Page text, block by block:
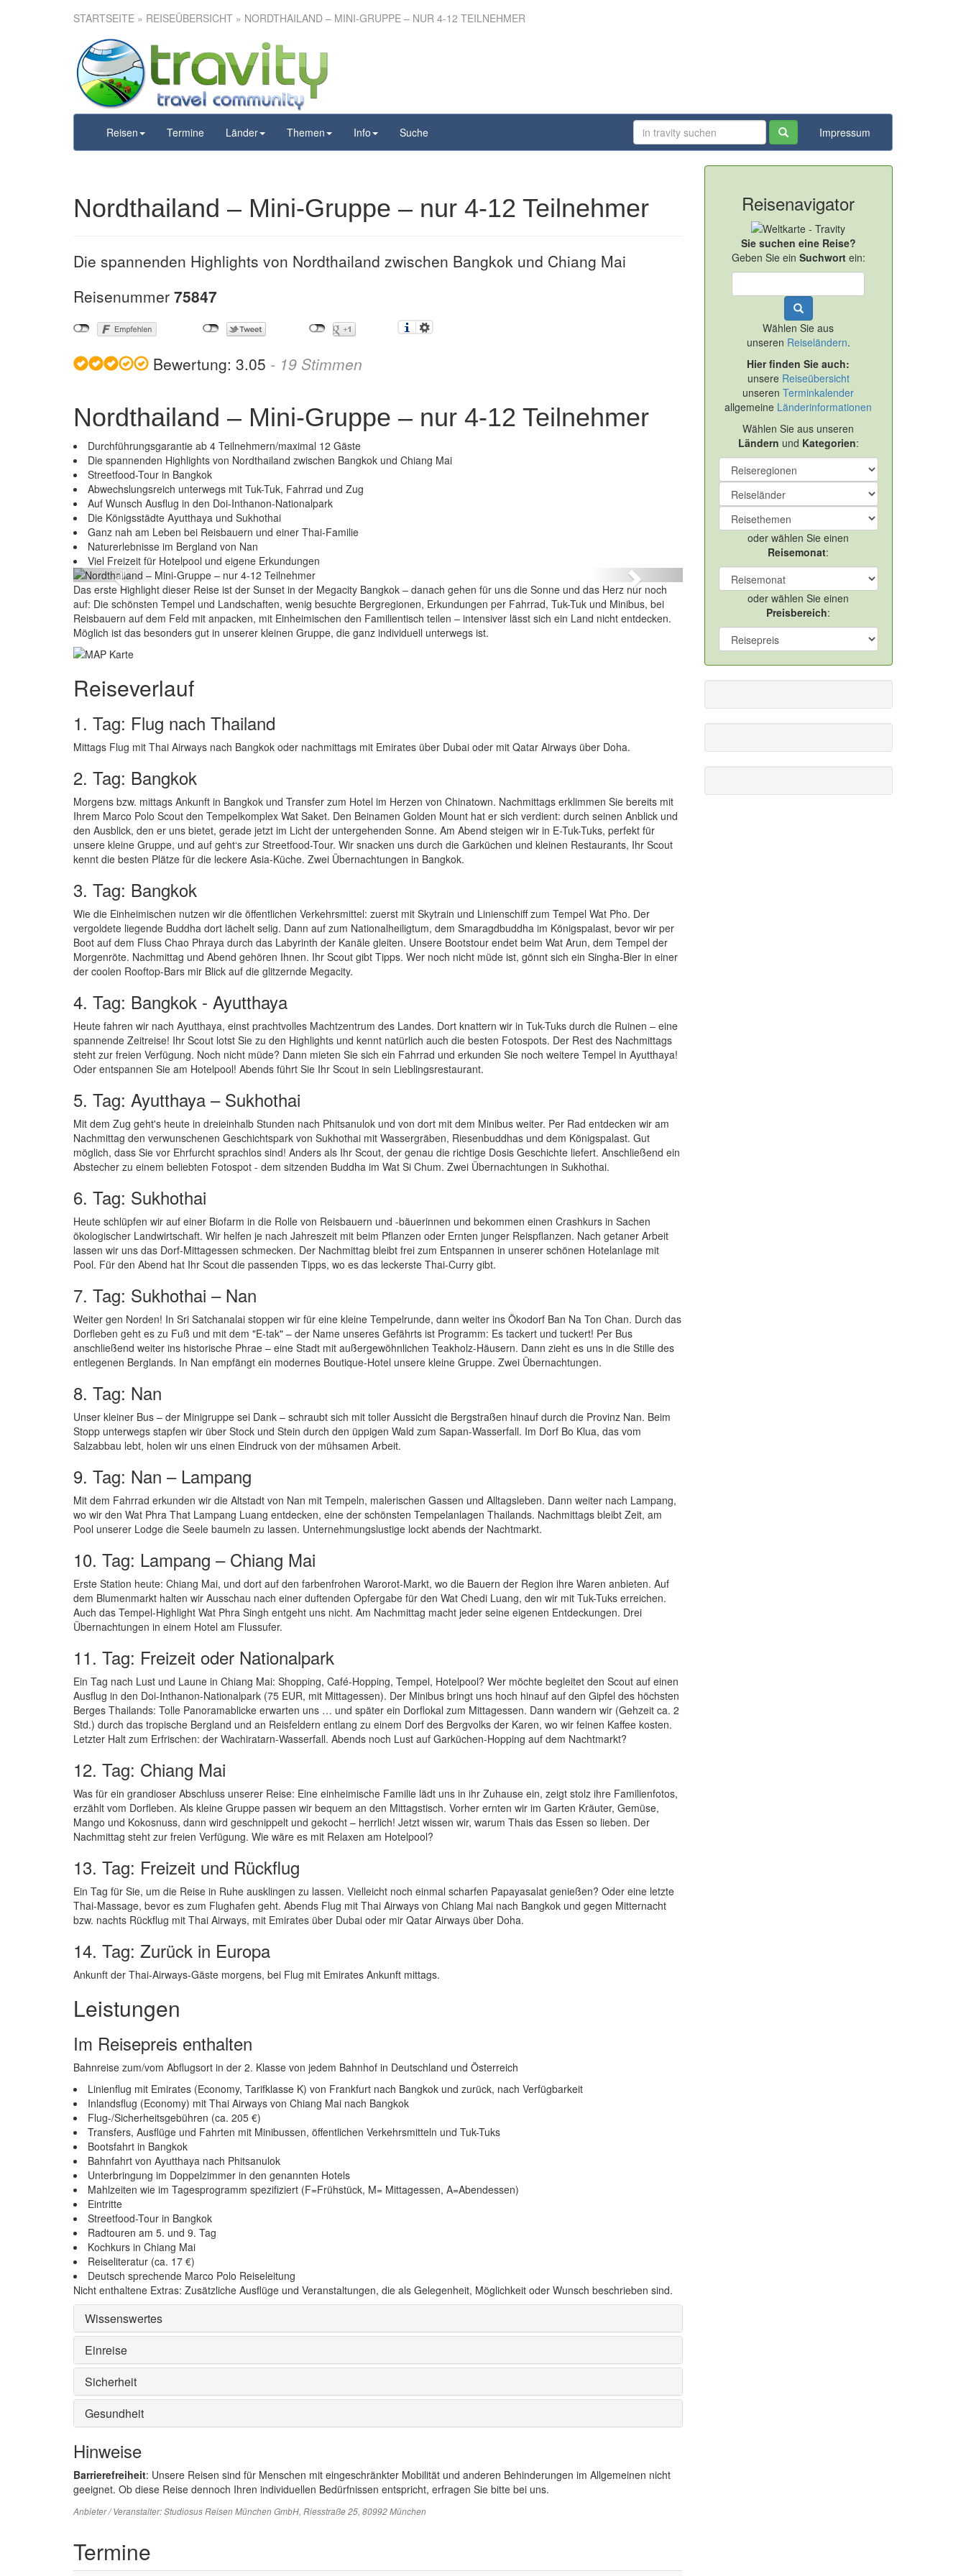
STARTSEITE » REISEÜBERSICHT » NORDTHAILAND – MINI-GRUPPE – NUR 4-12 TEILNEHMER
Reisen Termine Länder Themen Info Suche Impressum
Nordthailand – Mini-Gruppe – nur 4-
12 Teilnehmer
Nordthailand – Mini-Gruppe – nur 4-12 Teilnehmer
Die spannenden Highlights von Nordthailand zwischen Bangkok und Chiang Mai
Reisenummer 75847
Bewertung: 3.05 - 19 Stimmen
Nordthailand – Mini-Gruppe – nur 4-12 Teilnehmer
Durchführungsgarantie ab 4 Teilnehmern/maximal 12 Gäste
Die spannenden Highlights von Nordthailand zwischen Bangkok und Chiang Mai
Streetfood-Tour in Bangkok
Abwechslungsreich unterwegs mit Tuk-Tuk, Fahrrad und Zug
Auf Wunsch Ausflug in den Doi-Inthanon-Nationalpark
Die Königsstädte Ayutthaya und Sukhothai
Ganz nah am Leben bei Reisbauern und einer Thai-Familie
Naturerlebnisse im Bergland von Nan
Viel Freizeit für Hotelpool und eigene Erkundungen
Nordthailand – Mini-Gruppe – nur 4-12 Teilnehmer
Previous Next
Das erste Highlight dieser Reise ist der Sunset in der Megacity Bangkok – danach gehen für uns die Sonne und das Herz nur noch
auf: Die schönsten Tempel und Landschaften, wenig besuchte Bergregionen, Erkundungen per Fahrrad, Tuk-Tuk und Minibus, bei
Reisbauern auf dem Feld mit anpacken, mit Einheimischen den Familientisch teilen – intensiver lässt sich ein Land nicht entdecken.
Möglich ist das besonders gut in unserer kleinen Gruppe, die ganz individuell unterwegs ist.
Reiseverlauf
1. Tag: Flug nach Thailand
Mittags Flug mit Thai Airways nach Bangkok oder nachmittags mit Emirates über Dubai oder mit Qatar Airways über Doha.
2. Tag: Bangkok
Morgens bzw. mittags Ankunft in Bangkok und Transfer zum Hotel im Herzen von Chinatown. Nachmittags erklimmen Sie bereits mit
Ihrem Marco Polo Scout den Tempelkomplex Wat Saket. Den Beinamen Golden Mount hat er sich verdient: durch seinen Anblick und
den Ausblick, den er uns bietet, gerade jetzt im Licht der untergehenden Sonne. Am Abend steigen wir in E-Tuk-Tuks, perfekt für
unsere kleine Gruppe, und auf geht‘s zur Streetfood-Tour. Wir snacken uns durch die Garküchen und kleinen Restaurants, Ihr Scout
kennt die besten Plätze für die leckere Asia-Küche. Zwei Übernachtungen in Bangkok.
3. Tag: Bangkok
Wie die Einheimischen nutzen wir die öffentlichen Verkehrsmittel: zuerst mit Skytrain und Linienschiff zum Tempel Wat Pho. Der
vergoldete liegende Buddha dort lächelt selig. Dann auf zum Nationalheiligtum, dem Smaragdbuddha im Königspalast, bevor wir per
Boot auf dem Fluss Chao Phraya durch das Labyrinth der Kanäle gleiten. Unsere Bootstour endet beim Wat Arun, dem Tempel der
Morgenröte. Nachmittag und Abend gehören Ihnen. Ihr Scout gibt Tipps. Wer noch nicht müde ist, gönnt sich ein Singha-Bier in einer
der coolen Rooftop-Bars mir Blick auf die glitzernde Megacity.
4. Tag: Bangkok - Ayutthaya
Heute fahren wir nach Ayutthaya, einst prachtvolles Machtzentrum des Landes. Dort knattern wir in Tuk-Tuks durch die Ruinen – eine
spannende Zeitreise! Ihr Scout lotst Sie zu den Highlights und kennt natürlich auch die besten Fotospots. Der Rest des Nachmittags
steht zur freien Verfügung. Noch nicht müde? Dann mieten Sie sich ein Fahrrad und erkunden Sie noch weitere Tempel in Ayutthaya!
Oder entspannen Sie am Hotelpool! Abends führt Sie Ihr Scout in sein Lieblingsrestaurant.
5. Tag: Ayutthaya – Sukhothai
Mit dem Zug geht's heute in dreieinhalb Stunden nach Phitsanulok und von dort mit dem Minibus weiter. Per Rad entdecken wir am
Nachmittag den verwunschenen Geschichtspark von Sukhothai mit Wassergräben, Riesenbuddhas und dem Königspalast. Gut
möglich, dass Sie vor Ehrfurcht sprachlos sind! Anders als Ihr Scout, der genau die richtige Dosis Geschichte liefert. Anschließend ein
Abstecher zu einem beliebten Fotospot - dem sitzenden Buddha im Wat Si Chum. Zwei Übernachtungen in Sukhothai.
6. Tag: Sukhothai
Heute schlüpfen wir auf einer Biofarm in die Rolle von Reisbauern und -bäuerinnen und bekommen einen Crashkurs in Sachen
ökologischer Landwirtschaft. Wir helfen je nach Jahreszeit mit beim Pflanzen oder Ernten junger Reispflanzen. Nach getaner Arbeit
lassen wir uns das Dorf-Mittagessen schmecken. Der Nachmittag bleibt frei zum Entspannen in unserer schönen Hotelanlage mit
Pool. Für den Abend hat Ihr Scout die passenden Tipps, wo es das leckerste Thai-Curry gibt.
7. Tag: Sukhothai – Nan
Weiter gen Norden! In Sri Satchanalai stoppen wir für eine kleine Tempelrunde, dann weiter ins Ökodorf Ban Na Ton Chan. Durch das
Dorfleben geht es zu Fuß und mit dem "E-tak" – der Name unseres Gefährts ist Programm: Es tackert und tuckert! Per Bus
anschließend weiter ins historische Phrae – eine Stadt mit außergewöhnlichen Teakholz-Häusern. Dann zieht es uns in die Stille des
entlegenen Berglands. In Nan empfängt ein modernes Boutique-Hotel unsere kleine Gruppe. Zwei Übernachtungen.
8. Tag: Nan
Unser kleiner Bus – der Minigruppe sei Dank – schraubt sich mit toller Aussicht die Bergstraßen hinauf durch die Provinz Nan. Beim
Stopp unterwegs stapfen wir über Stock und Stein durch den üppigen Wald zum Sapan-Wasserfall. Im Dorf Bo Klua, das vom
Salzabbau lebt, holen wir uns einen Eindruck von der mühsamen Arbeit.
9. Tag: Nan – Lampang
Mit dem Fahrrad erkunden wir die Altstadt von Nan mit Tempeln, malerischen Gassen und Alltagsleben. Dann weiter nach Lampang,
wo wir den Wat Phra That Lampang Luang entdecken, eine der schönsten Tempelanlagen Thailands. Nachmittags bleibt Zeit, am
Pool unserer Lodge die Seele baumeln zu lassen. Unternehmungslustige lockt abends der Nachtmarkt.
10. Tag: Lampang – Chiang Mai
Erste Station heute: Chiang Mai, und dort auf den farbenfrohen Warorot-Markt, wo die Bauern der Region ihre Waren anbieten. Auf
dem Blumenmarkt halten wir Ausschau nach einer duftenden Opfergabe für den Wat Chedi Luang, den wir mit Tuk-Tuks erreichen.
Auch das Tempel-Highlight Wat Phra Singh entgeht uns nicht. Am Nachmittag macht jeder seine eigenen Entdeckungen. Drei
Übernachtungen in einem Hotel am Flussufer.
11. Tag: Freizeit oder Nationalpark
Ein Tag nach Lust und Laune in Chiang Mai: Shopping, Café-Hopping, Tempel, Hotelpool? Wer möchte begleitet den Scout auf einen
Ausflug in den Doi-Inthanon-Nationalpark (75 EUR, mit Mittagessen). Der Minibus bringt uns hoch hinauf auf den Gipfel des höchsten
Berges Thailands: Tolle Panoramablicke erwarten uns … und später ein Dorflokal zum Mittagessen. Dann wandern wir (Gehzeit ca. 2
Std.) durch das tropische Bergland und an Reisfeldern entlang zu einem Dorf des Bergvolks der Karen, wo wir feinen Kaffee kosten.
Letzter Halt zum Erfrischen: der Wachiratarn-Wasserfall. Abends noch Lust auf Garküchen-Hopping auf dem Nachtmarkt?
12. Tag: Chiang Mai
Was für ein grandioser Abschluss unserer Reise: Eine einheimische Familie lädt uns in ihr Zuhause ein, zeigt stolz ihre Familienfotos,
erzählt vom Dorfleben. Als kleine Gruppe passen wir bequem an den Mittagstisch. Vorher ernten wir im Garten Kräuter, Gemüse,
Mango und Kokosnuss, dann wird geschnippelt und gekocht – herrlich! Jetzt wissen wir, warum Thais das Essen so lieben. Der
Nachmittag steht zur freien Verfügung. Wie wäre es mit Relaxen am Hotelpool?
13. Tag: Freizeit und Rückflug
Ein Tag für Sie, um die Reise in Ruhe ausklingen zu lassen. Vielleicht noch einmal scharfen Papayasalat genießen? Oder eine letzte
Thai-Massage, bevor es zum Flughafen geht. Abends Flug mit Thai Airways von Chiang Mai nach Bangkok und gegen Mitternacht
bzw. nachts Rückflug mit Thai Airways, mit Emirates über Dubai oder mir Qatar Airways über Doha.
14. Tag: Zurück in Europa
Ankunft der Thai-Airways-Gäste morgens, bei Flug mit Emirates Ankunft mittags.
Leistungen
Im Reisepreis enthalten
Bahnreise zum/vom Abflugsort in der 2. Klasse von jedem Bahnhof in Deutschland und Österreich
Linienflug mit Emirates (Economy, Tarifklasse K) von Frankfurt nach Bangkok und zurück, nach Verfügbarkeit
Inlandsflug (Economy) mit Thai Airways von Chiang Mai nach Bangkok
Flug-/Sicherheitsgebühren (ca. 205 €)
Transfers, Ausflüge und Fahrten mit Minibussen, öffentlichen Verkehrsmitteln und Tuk-Tuks
Bootsfahrt in Bangkok
Bahnfahrt von Ayutthaya nach Phitsanulok
Unterbringung im Doppelzimmer in den genannten Hotels
Mahlzeiten wie im Tagesprogramm spezifiziert (F=Frühstück, M= Mittagessen, A=Abendessen)
Eintritte
Streetfood-Tour in Bangkok
Radtouren am 5. und 9. Tag
Kochkurs in Chiang Mai
Reiseliteratur (ca. 17 €)
Deutsch sprechende Marco Polo Reiseleitung
Nicht enthaltene Extras: Zusätzliche Ausflüge und Veranstaltungen, die als Gelegenheit, Möglichkeit oder Wunsch beschrieben sind.
Wissenswertes
Einreise
Sicherheit
Gesundheit
Hinweise
Barrierefreiheit: Unsere Reisen sind für Menschen mit eingeschränkter Mobilität und anderen Behinderungen im Allgemeinen nicht
geeignet. Ob diese Reise dennoch Ihren individuellen Bedürfnissen entspricht, erfragen Sie bitte bei uns.
Anbieter / Veranstalter:Studiosus Reisen München GmbH, Riesstraße 25, 80992 München
Termine
Reisenavigator
Sie suchen eine Reise?
Geben Sie ein Suchwortein:
Wählen Sie aus
unseren Reiseländern.
Hier finden Sie auch:
unsere Reiseübersicht
unserenTerminkalender
allgemeine Länderinformationen
Wählen Sie aus unseren
Ländern und Kategorien:
oder wählen Sie einen
Reisemonat:
oder wählen Sie einen
Preisbereich: